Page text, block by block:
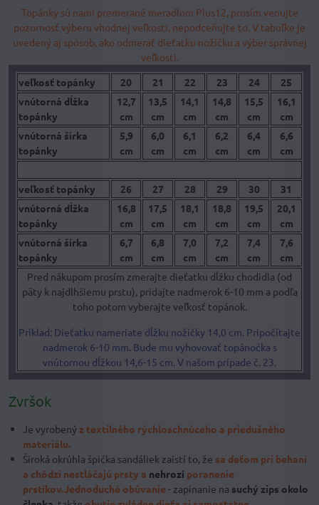
Topánky sú nami premerané meradlom Plus12, prosím venujte
pozornosť výberu vhodnej veľkosti, nepodceňujte to. V tabuľke je
uvedený aj spôsob, ako odmerať dieťatku nožičku a výber správnej
veľkosti.
veľkosť topánky
20 21 22 23 24
25
vnútorná dĺžka
topánky
12,7
cm
13,5
cm
14,1
cm
14,8
cm
15,5
cm
16,1
cm
vnútorná šírka
topánky
5,9
cm
6,0
cm
6,1
cm
6,2
cm
6,4
cm
6,6
cm
veľkosť topánky 26 27 28 29 30
31
vnútorná dĺžka
topánky
16,8
cm
17,5
cm
18,1
cm
18,8
cm
19,5
cm
20,1
cm
vnútorná šírka
topánky
6,7
cm
6,8
cm
7,0
cm
7,2
cm
7,4
cm
7,6
cm
Pred nákupom prosím zmerajte dieťatku dĺžku chodidla (od
päty k najdlhšiemu prstu), pridajte nadmerok 6-10 mm a podľa
toho potom vyberajte veľkosť topánok.
Príklad: Dieťatku nameriate dĺžku nožičky 14,0 cm. Pripočítajte
nadmerok 6-10 mm. Bude mu vyhovovať topánočka s
vnútornou dĺžkou 14,6-15 cm. V našom prípade č. 23.
Zvršok
Je vyrobený z textilného rýchloschnúceho a priedušného
materiálu.
Široká okrúhla špička sandáliek zaistí to, že sa deťom pri behaní
a chôdzi nestláčajú prsty a nehrozí poranenie
prstíkov.Jednoduché obúvanie- zapínanie na suchý zips okolo